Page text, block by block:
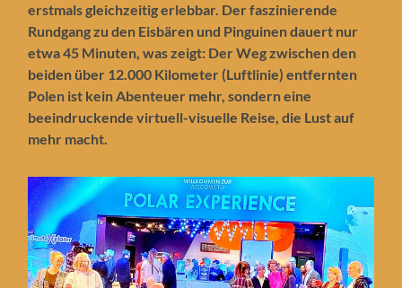
erstmals gleichzeitig erlebbar. Der faszinierende
Rundgang zu den Eisbären und Pinguinen dauert nur
etwa 45 Minuten, was zeigt: Der Weg zwischen den
beiden über 12.000 Kilometer (Luftlinie) entfernten
Polen ist kein Abenteuer mehr, sondern eine
beeindruckende virtuell-visuelle Reise, die Lust auf
mehr macht.